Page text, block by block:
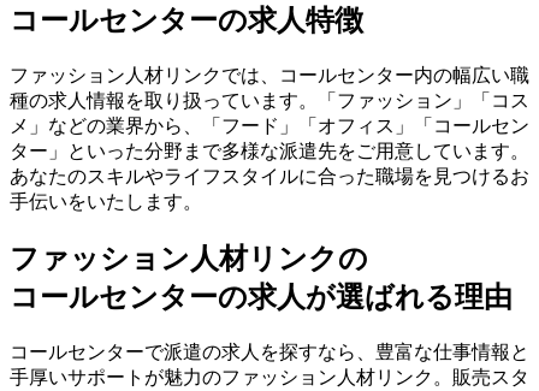
コールセンターの求人特徴
ファッション人材リンクでは、コールセンター内の幅広い職
種の求人情報を取り扱っています。「ファッション」「コス
メ」などの業界から、「フード」「オフィス」「コールセン
ター」といった分野まで多様な派遣先をご用意しています。
あなたのスキルやライフスタイルに合った職場を見つけるお
手伝いをいたします。
ファッション人材リンクの
コールセンターの求人が選ばれる理由
コールセンターで派遣の求人を探すなら、豊富な仕事情報と
手厚いサポートが魅力のファッション人材リンク。販売スタ